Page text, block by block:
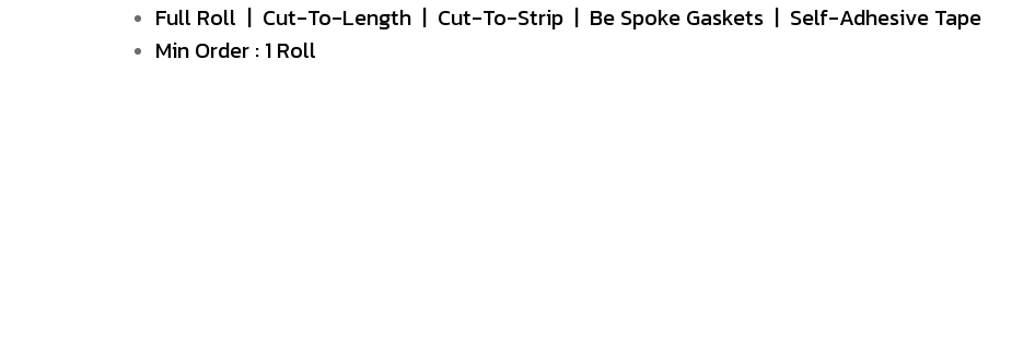
Full Roll | Cut-To-Length | Cut-To-Strip | Be Spoke Gaskets | Self-Adhesive Tape
Min Order : 1 Roll